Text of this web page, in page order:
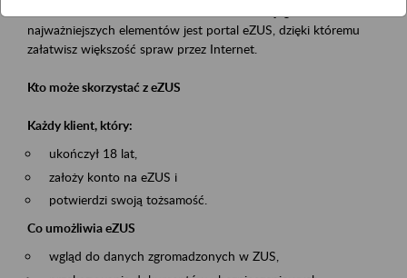
najważniejszych elementów jest portal eZUS, dzięki któremu
załatwisz większość spraw przez Internet.
Kto może skorzystać z eZUS
Każdy klient, który:
ukończył 18 lat,
założy konto na eZUS i
potwierdzi swoją tożsamość.
Co umożliwia eZUS
wgląd do danych zgromadzonych w ZUS,